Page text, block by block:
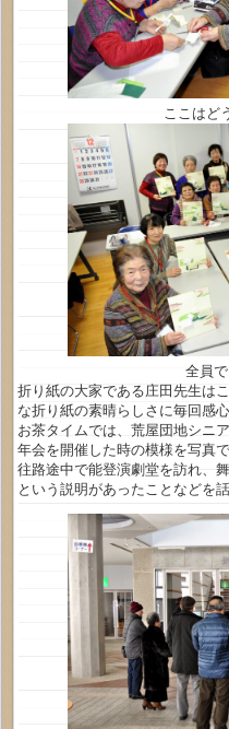
ここはど
全員
折り紙の大家である庄田先生は
な折り紙の素晴らしさに毎回感心
お茶タイムでは、荒屋団地シニ
年会を開催した時の模様を写真で
往路途中で能登演劇堂を訪れ、
という説明があったことなどを話